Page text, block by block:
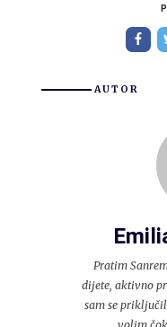
AUTOR
Pratim
dijete, aktivno
sam se